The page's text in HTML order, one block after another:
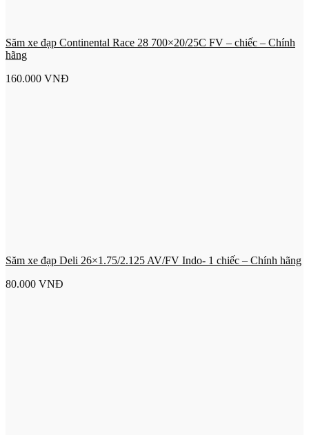
Săm xe đạp Continental Race 28 700×20/25C FV – chiếc – Chính
hãng
160.000 VNĐ
Săm xe đạp Deli 26×1.75/2.125 AV/FV Indo- 1 chiếc – Chính hãng
80.000 VNĐ